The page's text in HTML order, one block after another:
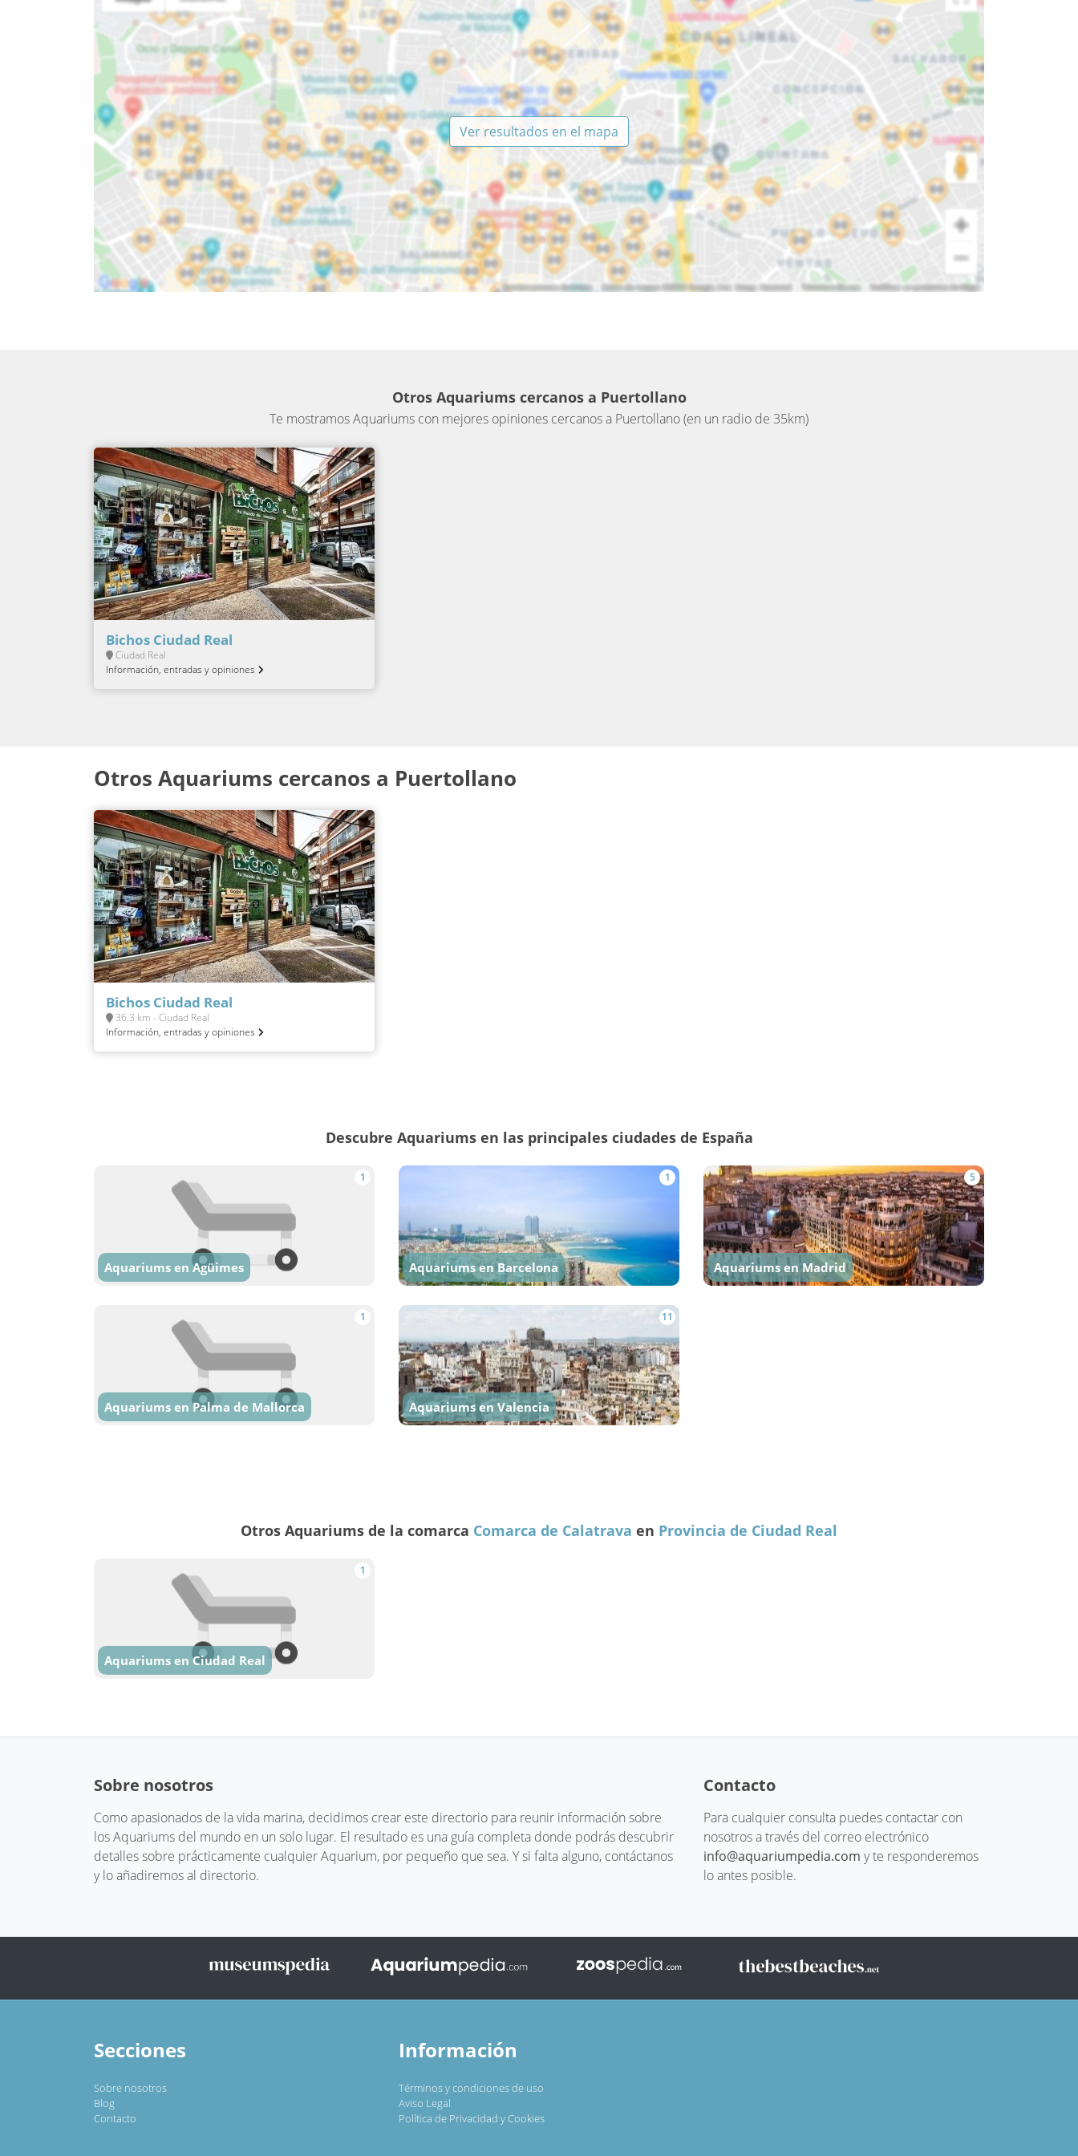
Ver resultados en el mapa
Otros Aquariums cercanos a Puertollano
Te mostramos Aquariums con mejores opiniones cercanos a Puertollano (en un radio de 35km)
Bichos Ciudad Real
Ciudad Real
Información, entradas y opiniones
Otros Aquariums cercanos a Puertollano
Bichos Ciudad Real
36.3 km - Ciudad Real
Información, entradas y opiniones
Descubre Aquariums en las principales ciudades de España
1
Aquariums en Agüimes
1
Aquariums en Barcelona
5
Aquariums en Madrid
1
Aquariums en Palma de Mallorca
11
Aquariums en Valencia
Otros Aquariums de la comarca Comarca de Calatrava en Provincia de Ciudad Real
1
Aquariums en Ciudad Real
Sobre nosotros
Como apasionados de la vida marina, decidimos crear este directorio para reunir información sobre
los Aquariums del mundo en un solo lugar. El resultado es una guía completa donde podrás descubrir
detalles sobre prácticamente cualquier Aquarium, por pequeño que sea. Y si falta alguno, contáctanos
y lo añadiremos al directorio.
Contacto
Para cualquier consulta puedes contactar con
nosotros a través del correo electrónico
info@aquariumpedia.com y te responderemos
lo antes posible.
Secciones
Sobre nosotros
Blog
Contacto
Información
Términos y condiciones de uso
Aviso Legal
Política de Privacidad y Cookies